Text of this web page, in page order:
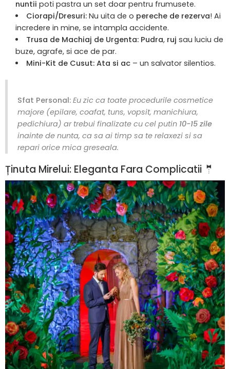
nuntii poti pastra un set doar pentru frumusete.
Ciorapi/Dresuri:Nu uita de o pereche de rezerva! Ai
incredere in mine, se intampla accidente.
Trusa de Machiaj de Urgenta: Pudra, ruj sau luciu de
buze, agrafe, si ace de par.
Mini-Kit de Cusut: Ata si ac– un salvator silentios.
Sfat Personal: Eu zic ca toate procedurile cosmetice
majore (epilare, coafat, tuns, vopsit, manichiura,
pedichiura) ar trebui finalizate cu cel putin 10-15 zile
inainte de nunta, ca sa ai timp sa te relaxezi si sa
repari orice mica greseala.
Ținuta Mirelui: Eleganta Fara Complicatii 🤵